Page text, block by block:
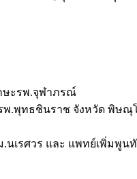
ษะรพ.จุฬาภรณ์
พ.พุทธชินราช จังหวัด พิษณุ
เรศวร และ แพทย์เพิ่มพูน